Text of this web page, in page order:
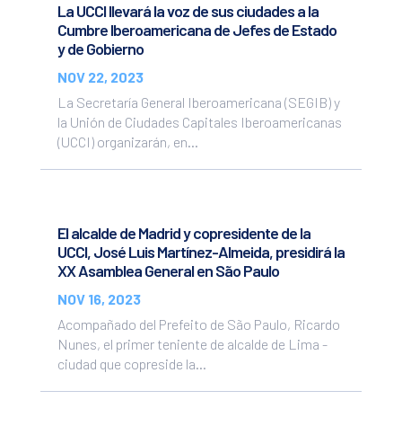
La UCCI llevará la voz de sus ciudades a la
Cumbre Iberoamericana de Jefes de Estado
y de Gobierno
NOV 22, 2023
La Secretaría General Iberoamericana (SEGIB) y
la Unión de Ciudades Capitales Iberoamericanas
(UCCI) organizarán, en...
El alcalde de Madrid y copresidente de la
UCCI, José Luis Martínez-Almeida, presidirá la
XX Asamblea General en São Paulo
NOV 16, 2023
Acompañado del Prefeito de São Paulo, Ricardo
Nunes, el primer teniente de alcalde de Lima -
ciudad que copreside la...